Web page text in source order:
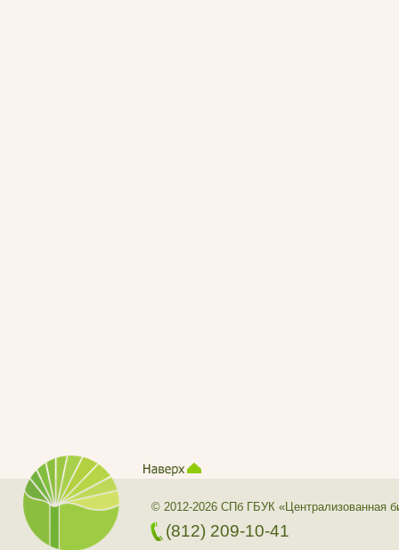
© 2012-2026 СПб ГБУК «Централизованная
(812) 209-10-41